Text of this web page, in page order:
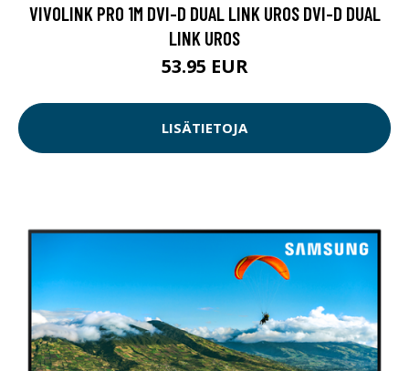
VIVOLINK PRO 1M DVI-D DUAL LINK UROS DVI-D DUAL
LINK UROS
53.95 EUR
LISÄTIETOJA